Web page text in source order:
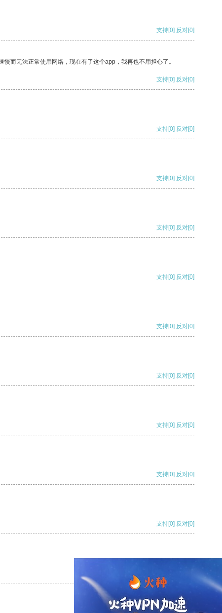
支持[0] 反对[0]
而无法正常使用网络，现在有了这个app，我再也不用担心了。
支持[0] 反对[0]
支持[0] 反对[0]
支持[0] 反对[0]
支持[0] 反对[0]
支持[0] 反对[0]
支持[0] 反对[0]
支持[0] 反对[0]
支持[0] 反对[0]
支持[0] 反对[0]
支持[0] 反对[0]